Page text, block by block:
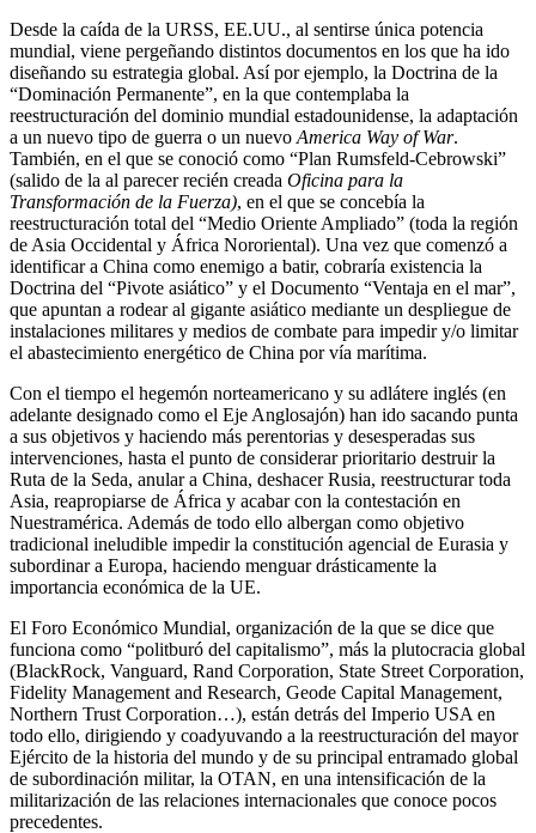
Desde la caída de la URSS, EE.UU., al sentirse única potencia
mundial, viene pergeñando distintos documentos en los que ha ido
diseñando su estrategia global. Así por ejemplo, la Doctrina de la
“Dominación Permanente”, en la que contemplaba la
reestructuración del dominio mundial estadounidense, la adaptación
a un nuevo tipo de guerra o un nuevo America Way of War.
También, en el que se conoció como “Plan Rumsfeld-Cebrowski”
(salido de la al parecer recién creada Oficina para la
Transformación de la Fuerza), en el que se concebía la
reestructuración total del “Medio Oriente Ampliado” (toda la región
de Asia Occidental y África Nororiental). Una vez que comenzó a
identificar a China como enemigo a batir, cobraría existencia la
Doctrina del “Pivote asiático” y el Documento “Ventaja en el mar”,
que apuntan a rodear al gigante asiático mediante un despliegue de
instalaciones militares y medios de combate para impedir y/o limitar
el abastecimiento energético de China por vía marítima.
Con el tiempo el hegemón norteamericano y su adlátere inglés (en
adelante designado como el Eje Anglosajón) han ido sacando punta
a sus objetivos y haciendo más perentorias y desesperadas sus
intervenciones, hasta el punto de considerar prioritario destruir la
Ruta de la Seda, anular a China, deshacer Rusia, reestructurar toda
Asia, reapropiarse de África y acabar con la contestación en
Nuestramérica. Además de todo ello albergan como objetivo
tradicional ineludible impedir la constitución agencial de Eurasia y
subordinar a Europa, haciendo menguar drásticamente la
importancia económica de la UE.
El Foro Económico Mundial, organización de la que se dice que
funciona como “politburó del capitalismo”, más la plutocracia global
(BlackRock, Vanguard, Rand Corporation, State Street Corporation,
Fidelity Management and Research, Geode Capital Management,
Northern Trust Corporation…), están detrás del Imperio USA en
todo ello, dirigiendo y coadyuvando a la reestructuración del mayor
Ejército de la historia del mundo y de su principal entramado global
de subordinación militar, la OTAN, en una intensificación de la
militarización de las relaciones internacionales que conoce pocos
precedentes.